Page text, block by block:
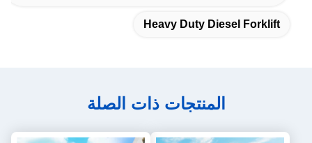
Heavy Duty Diesel Forklift
المنتجات ذات الصلة